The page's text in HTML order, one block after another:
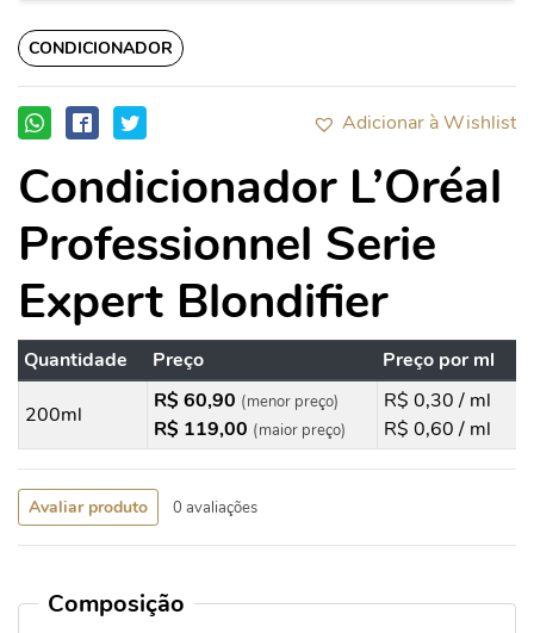
CONDICIONADOR
Adicionar à Wishlist
Condicionador L’Oréal
Professionnel Serie
Expert Blondifier
Quantidade Preço Preço por ml
200ml
R$ 60,90 (menor preço)
R$ 119,00 (maior preço)
R$ 0,30 / ml
R$ 0,60 / ml
Avaliar produto 0 avaliações
Composição